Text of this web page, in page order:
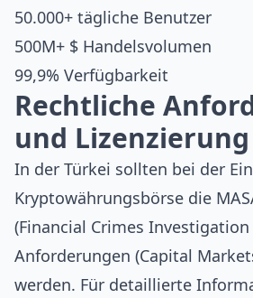
50.000+ tägliche Benutzer
500M+ $ Handelsvolumen
99,9% Verfügbarkeit
Rechtliche
und Lizenzierung
In der Türkei sollten bei der
Kryptowährungsbörse die
(Financial Crimes Investigation
Anforderungen (Capital
werden. Für detaillierte